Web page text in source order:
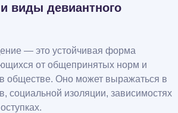
виды девиантного
— это устойчивая форма
от общепринятых норм и
обществе. Оно может выражаться в
социальной изоляции, зависимостях